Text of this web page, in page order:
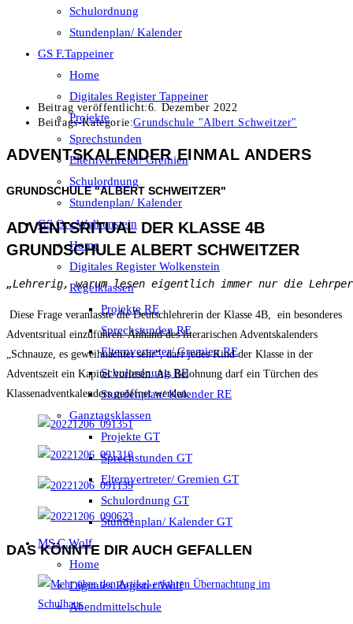
Schulordnung
Stundenplan/ Kalender
GS F.Tappeiner
Home
Digitales Register Tappeiner
Projekte
Sprechstunden
Elternvertreter/ Gremien
Schulordnung
Stundenplan/ Kalender
GS O.v.Wolkenstein
Home
Digitales Register Wolkenstein
Regelklassen
Projekte RE
Sprechstunden RE
Elternvertreter/ Gremien RE
Schulordnung RE
Stundenplan/ Kalender RE
Ganztagsklassen
Projekte GT
Sprechstunden GT
Elternvertreter/ Gremien GT
Schulordnung GT
Stundenplan/ Kalender GT
MS C.Wolf
Home
Digitales Register Wolf
Abendmittelschule
Beitrag veröffentlicht:6. Dezember 2022
Beitrags-Kategorie:Grundschule "Albert Schweitzer"
ADVENTSKALENDER EINMAL ANDERS
GRUNDSCHULE "ALBERT SCHWEITZER"
ADVENTSRITUAL DER KLASSE 4B
GRUNDSCHULE ALBERT SCHWEITZER
„Lehrerin, warum lesen eigentlich immer nur die
Diese Frage veranlasste die Deutschlehrerin der Klasse 4B, ein besonderes
Adventsritual einzuführen. Anhand des literarischen Adventskalenders
„Schnauze, es geweihnachtet sehr“, darf jedes Kind der Klasse in der
Adventszeit ein Kapitel vorlesen. Als Belohnung darf ein Türchen des
Klassenadventkalenders geöffnet werden.
DAS KÖNNTE DIR AUCH GEFALLEN